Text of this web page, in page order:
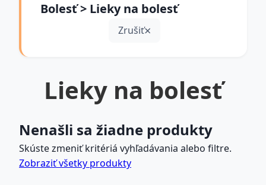
Bolesť > Lieky na bolesť
Zrušiť
Lieky na bolesť
Nenašli sa žiadne produkty
Skúste zmeniť kritériá vyhľadávania alebo filtre.
Zobraziť všetky produkty